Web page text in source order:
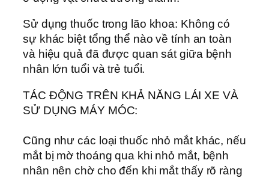
Sử dụng thuốc trong lão khoa: Không có
sự khác biệt tổng thể nào về tính an toàn
và hiệu quả đã được quan sát giữa bệnh
nhân lớn tuổi và trẻ tuổi.
TÁC ĐỘNG TRÊN KHẢ NĂNG LÁI XE VÀ
SỬ DỤNG MÁY MÓC:
Cũng như các loại thuốc nhỏ mắt khác, nếu
mắt bị mờ thoáng qua khi nhỏ mắt, bệnh
nhân nên chờ cho đến khi mắt thấy rõ ràng